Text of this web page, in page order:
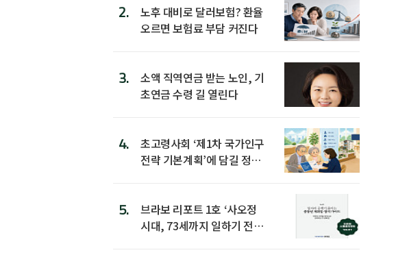
2.
노후 대비로 달러보험? 환율
오르면 보험료 부담 커진다
3.
소액 직역연금 받는 노인, 기
초연금 수령 길 열린다
4.
초고령사회 ‘제1차 국가인구
전략 기본계획’에 담길 정책
5.
브라보 리포트 1호 ‘사오정
시대, 73세까지 일하기 전략’